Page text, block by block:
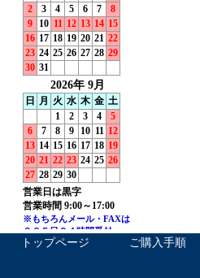
トップページ ご購入手順